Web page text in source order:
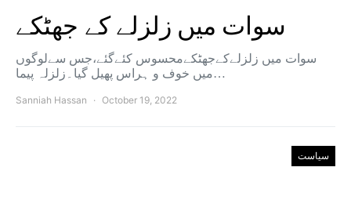
سوات میں زلزلے کے جھٹکے
سوات میں زلزلےکےجھٹکےمحسوس کئےگئے،جس سےلوگوں
میں خوف و ہراس پھیل گیا۔زلزلہ پیما…
Sanniah Hassan October 19, 2022
سیاست